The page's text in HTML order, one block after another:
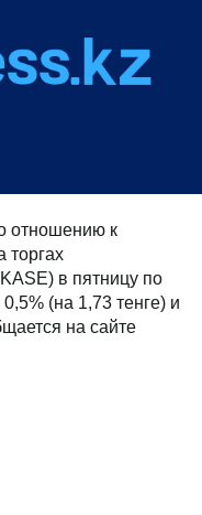
отношению к
торгах
в пятницу по
(на 1,73 тенге) и
на сайте